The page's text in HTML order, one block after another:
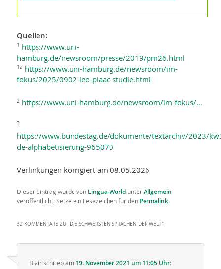
Quellen:
1
https://www.uni-
hamburg.de/newsroom/presse/2019/pm26.html
1a https://www.uni-hamburg.de/newsroom/im-
fokus/2025/0902-leo-piaac-studie.html
2 https://www.uni-hamburg.de/newsroom/im-fokus/…
3
https://www.bundestag.de/dokumente/textarchiv/2023/
de-alphabetisierung-965070
Verlinkungen korrigiert am 08.05.2026
Dieser Eintrag wurde von Lingua-World unterAllgemein
veröffentlicht. Setze ein Lesezeichen für den Permalink.
32 KOMMENTARE ZU „DIE SCHWERSTEN SPRACHEN DER WELT“
Blair schriebam 19. November 2021 um 11:05 Uhr: